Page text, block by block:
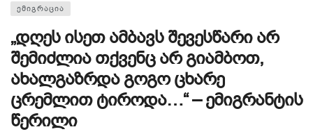
ᲔᲛᲘᲒᲠᲐᲪᲘᲐ
„დღეს ისეთ ამბავს შევესწარი არ
შემიძლია თქვენც არ გიამბოთ,
ახალგაზრდა გოგო ცხარე
ცრემლით ტიროდა…“ – ემიგრანტის
წერილი